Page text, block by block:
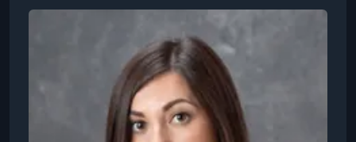
города Йорк (Калифорния).Автор научных
публикаций и исследований в области
гендерологии.В 2016 году прошла курс
подготовки коучей по личностному росту для
топ-менеджеров в рамках программы Альфа-
Банка. В 2017